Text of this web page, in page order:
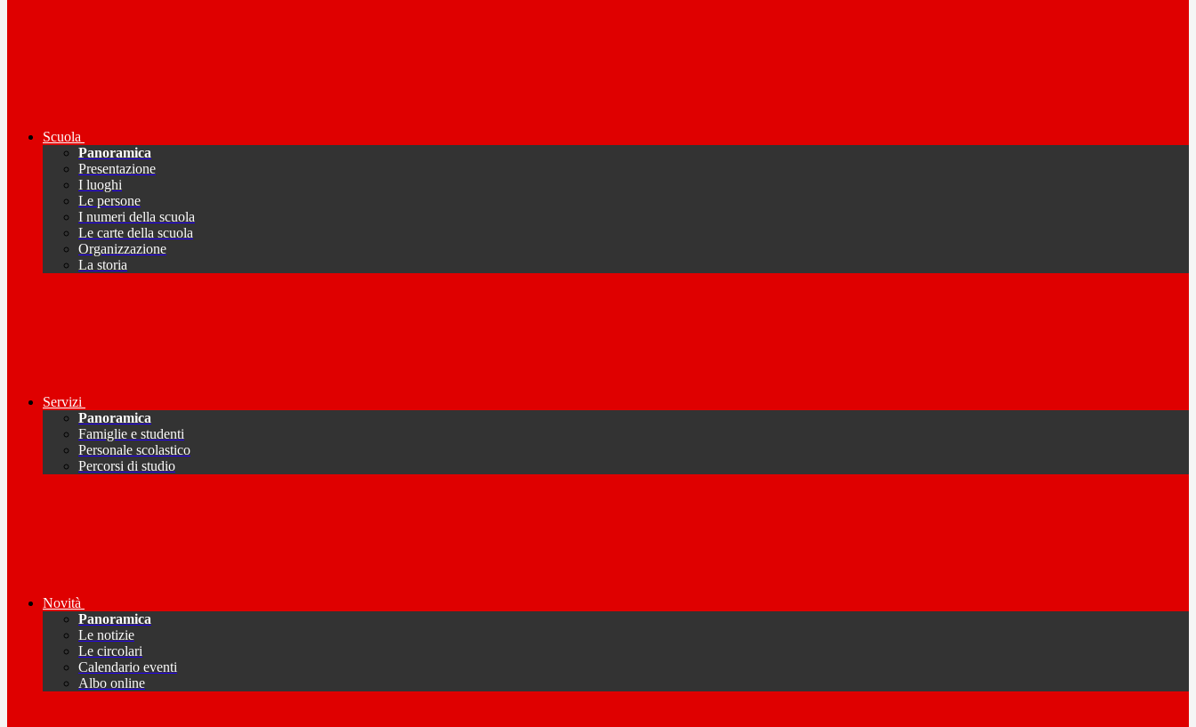
Scuola
Panoramica
Presentazione
I luoghi
Le persone
I numeri della scuola
Le carte della scuola
Organizzazione
La storia
Servizi
Panoramica
Famiglie e studenti
Personale scolastico
Percorsi di studio
Novità
Panoramica
Le notizie
Le circolari
Calendario eventi
Albo online